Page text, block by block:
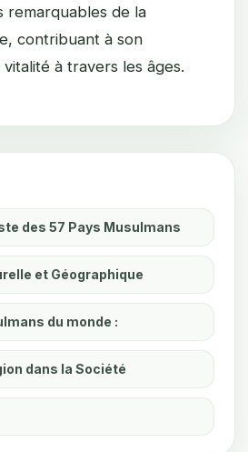
remarquables de la
contribuant à son
à travers les âges.
des 57 Pays Musulmans
et Géographique
du monde :
dans la Société